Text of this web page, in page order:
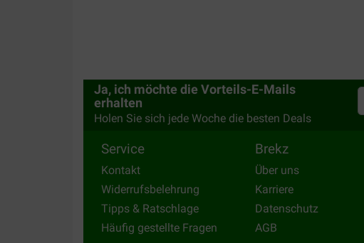
Ja, ich möchte die Vorteils-E-Mails
erhalten
Holen Sie sich jede Woche die besten Deals
Service
Kontakt
Widerrufsbelehrung
Tipps & Ratschlage
Häufig gestellte Fragen
Brekz
Über uns
Karriere
Datenschutz
AGB